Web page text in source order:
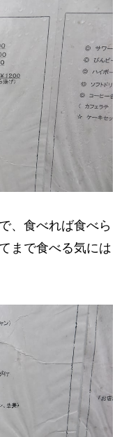
、食べれば食べら
まで食べる気には